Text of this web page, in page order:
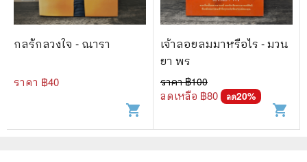
กลรักลวงใจ - ณารา
ราคา ฿40
shopping_cart
เจ้าลอยลมมาหรือไร - มวน
ยา พร
ราคา ฿100
ลดเหลือ ฿80 ลด20%
shopping_cart